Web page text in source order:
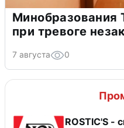
Минобразования
при тревоге
7 августа 0
ROSTIC'S -